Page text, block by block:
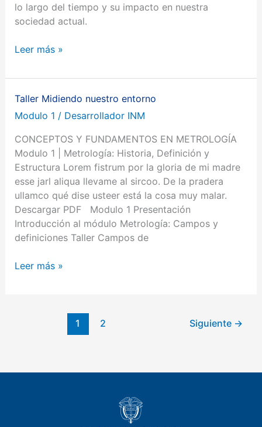
lo largo del tiempo y su impacto en nuestra
sociedad actual.
Leer más »
Taller Midiendo nuestro entorno
Modulo 1 / Desarrollador INM
CONCEPTOS Y FUNDAMENTOS EN METROLOGÍA
Modulo 1 | Metrología: Historia, Definición y
Estructura Lorem fistrum por la gloria de mi madre
esse jarl aliqua llevame al sircoo. De la pradera
ullamco qué dise usteer está la cosa muy malar.
Descargar PDF Modulo 1 Presentación
Introducción al módulo Metrología: Campos y
definiciones Taller Campos de
Taller
Midiendo
entorno
Leer más »
1 2 Siguiente →